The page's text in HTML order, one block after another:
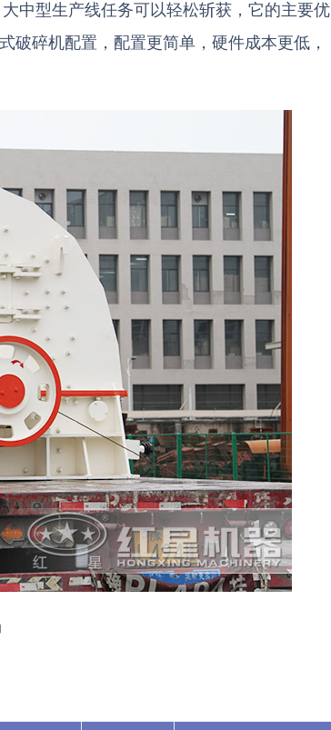
中型生产线任务可以轻松斩获，它的主要优
破碎机配置，配置更简单，硬件成本更低，